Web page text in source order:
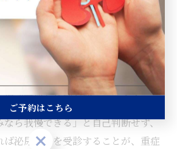
間、血尿や発熱の有無を目安に、で
へ相談しましょう。一般的には、
らない」「尿が全く出ない」「繰
持病がある」場合は、早急な受診
には二次救急対応の医療機関も複数
談可能な体制が整っています。
ら我慢できる」と自己判断せず、
ば泌尿器科を受診することが、重症
ご予約はこちら
ご予約はこちら